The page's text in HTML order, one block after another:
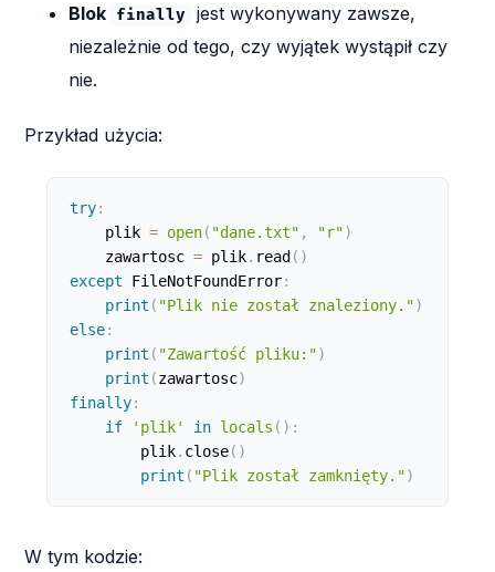
Blok finally
jest wykonywany zawsze,
niezależnie od tego, czy wyjątek wystąpił czy
nie.
Przykład użycia:
try:
    plik
= open( "dane.txt" , "r")
    zawartosc
= plik. read ( )
except FileNotFoundError:
print ( "Plik nie został znaleziony.")
else:
print ( "Zawartość pliku:")
print (zawartosc)
finally:
if
'plik' in locals ( ) :
        plik
. close( )
print ( "Plik został zamknięty.")
W tym kodzie: